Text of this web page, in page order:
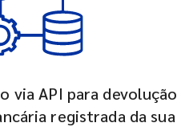
via API para devolução
registrada da sua